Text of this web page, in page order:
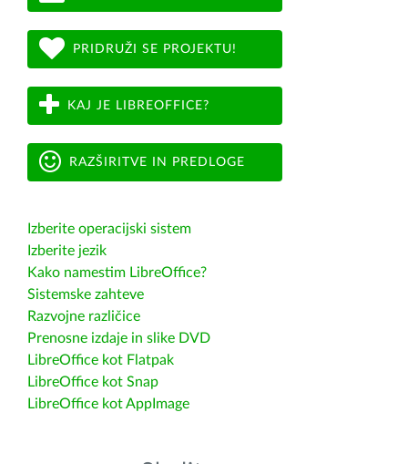
PRIDRUŽI SE PROJEKTU!
KAJ JE LIBREOFFICE?
RAZŠIRITVE IN PREDLOGE
Izberite operacijski sistem
Izberite jezik
Kako namestim LibreOffice?
Sistemske zahteve
Razvojne različice
Prenosne izdaje in slike DVD
LibreOffice kot Flatpak
LibreOffice kot Snap
LibreOffice kot AppImage